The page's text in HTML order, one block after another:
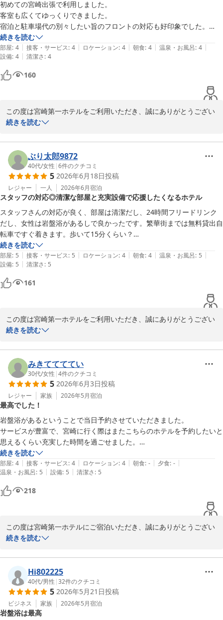
これからも清潔で快適な空間づくりに努めてまいります。
また宮崎へお越しの際は、ぜひお立ち寄りくださいませ。
スタッフ一同、心よりお待ちしております。
宮崎第一ホテル
2026-06-22
初めての宮崎出張で利用しました。
客室も広くてゆっくりできました。
宿泊と駐車場代の別々したい旨のフロントの対応も好印象でした。
大浴場の無料ドリンクなども好印象でした。
コスパが良く、また宿泊したいと思えるホテルでした。
続きを読む
部屋: 4 | 接客・サービス: 4 | ロケーション: 4 | 朝食: 4 | 温泉・お風呂: 4 |
設備: 4 | 清潔さ: 4
160
この度は宮崎第一ホテルをご利用いただき、誠にありがとうござい
ました。
初めての宮崎出張で当館をお選びいただき、客室でもゆっくりとお
寛ぎいただけたとのこと、大変嬉しく拝見いたしました。
また、フロントでの対応につきましても温かいお言葉を頂戴し、大
変励みになります。
大浴場や無料ドリンクサービスにつきましてもご満足いただけたご
様子に何よりでございます。
「また宿泊したい」とのお言葉を励みに、これからも快適でご満足
いただけるホテルづくりに努めてまいります。
また宮崎へお越しの際は、ぜひご利用くださいませ。
宮崎第一ホテル
2026-06-22
続きを読む
ぶり太郎9872
40代/女性 |6件のクチコミ
5 2026年6月18日投稿
レジャー 一人 2026年6月宿泊
スタッフの対応◎清潔な部屋と充実設備で応援したくなるホテル
スタッフさんの対応が良く、部屋は清潔だし、24時間フリードリンク
だし、女性は岩盤浴があるしで良かったです。繁華街までは無料貸出自
転車ですぐ着きます。歩いて15分くらい？
頑張ってこのホテルを盛り上げようとしているのが伝わりました。応援
続きを読む
部屋: 5 | 接客・サービス: 5 | ロケーション: 4 | 朝食: 4 | 温泉・お風呂: 5 |
設備: 5 | 清潔さ: 5
161
この度は宮崎第一ホテルをご利用いただき、誠にありがとうござい
ました。
スタッフの対応やお部屋の清潔さ、館内サービスにつきましてご満
足いただけたとのこと、大変嬉しく拝見いたしました。
また、無料貸出自転車なども便利にご利用いただけたご様子に何よ
りでございます。
そして何より、「応援したいホテル」とのお言葉を頂戴できました
ことは、私どもにとって大変励みになります。
これからも皆様に快適にお過ごしいただけるホテルづくりに努め、
さらにご満足いただけるよう精進してまいります。
また宮崎へお越しの際は、ぜひお立ち寄りくださいませ。
お客様のまたのお越しを心よりお待ちしております。
2026-06-19
続きを読む
みきててててい
30代/女性 |4件のクチコミ
5 2026年6月3日投稿
レジャー 家族 2026年5月宿泊
最高でした！
岩盤浴があるということで当日予約させていただきました。
サービスが豊富で、宮崎に行く際はまたこちらのホテルを予約したいと
思えるくらい充実した時間を過ごせました。
夕飯は歩いて20分ほどのところで食べましたが、程よく距離があって
いい運動になりました。
朝も早起きして岩盤浴へ。
ドライヤーやアイロン、シャンプーにスキンケアまでなにもかも揃って
続きを読む
部屋: 4 | 接客・サービス: 4 | ロケーション: 4 | 朝食: - | 夕食: - |
温泉・お風呂: 5 | 設備: 5 | 清潔さ: 5
218
この度は宮崎第一ホテルにご宿泊いただき、誠にありがとうござい
ました。
岩盤浴をはじめ、館内のサービスにご満足いただけたとのこと、大
変嬉しく拝見いたしました。
また、アメニティや設備につきましても温かいお言葉を頂戴し、快
適にお過ごしいただけたご様子に安堵しております。
続きを読む
Hi802225
40代/男性 |32件のクチコミ
5 2026年5月21日投稿
ビジネス 家族 2026年5月宿泊
岩盤浴は最高